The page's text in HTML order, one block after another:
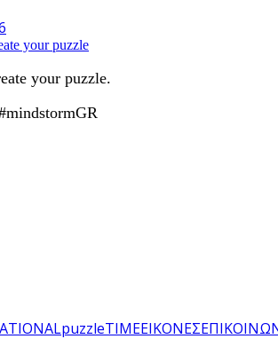
your puzzle.
puzzleTIMEΕΙΚΟΝΕΣ